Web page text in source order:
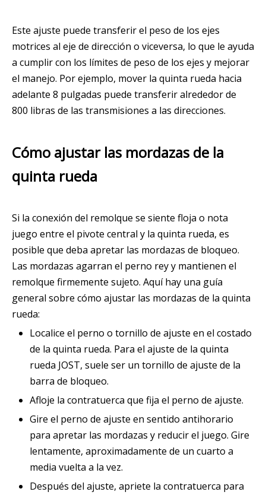
Este ajuste puede transferir el peso de los ejes
motrices al eje de dirección o viceversa, lo que le ayuda
a cumplir con los límites de peso de los ejes y mejorar
el manejo. Por ejemplo, mover la quinta rueda hacia
adelante 8 pulgadas puede transferir alrededor de
800 libras de las transmisiones a las direcciones.
Cómo ajustar las mordazas de la
quinta rueda
Si la conexión del remolque se siente floja o nota
juego entre el pivote central y la quinta rueda, es
posible que deba apretar las mordazas de bloqueo.
Las mordazas agarran el perno rey y mantienen el
remolque firmemente sujeto. Aquí hay una guía
general sobre cómo ajustar las mordazas de la quinta
rueda:
Localice el perno o tornillo de ajuste en el costado
de la quinta rueda. Para el ajuste de la quinta
rueda JOST, suele ser un tornillo de ajuste de la
barra de bloqueo.
Afloje la contratuerca que fija el perno de ajuste.
Gire el perno de ajuste en sentido antihorario
para apretar las mordazas y reducir el juego. Gire
lentamente, aproximadamente de un cuarto a
media vuelta a la vez.
Después del ajuste, apriete la contratuerca para